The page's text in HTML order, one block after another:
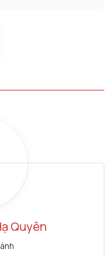
Quyên